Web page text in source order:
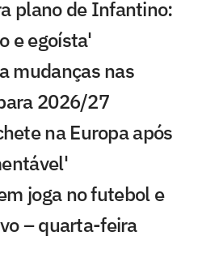
plano de Infantino:
e egoísta'
mudanças nas
2026/27
na Europa após
joga no futebol e
– quarta-feira